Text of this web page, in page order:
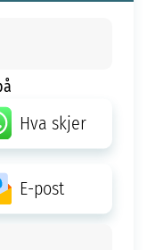
Hva skjer
E-post